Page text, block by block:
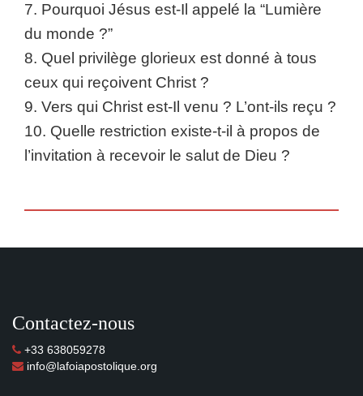
7. Pourquoi Jésus est-Il appelé la “Lumière
du monde ?”
8. Quel privilège glorieux est donné à tous
ceux qui reçoivent Christ ?
9. Vers qui Christ est-Il venu ? L’ont-ils reçu ?
10. Quelle restriction existe-t-il à propos de
l’invitation à recevoir le salut de Dieu ?
Contactez-nous
+33 638059278
info@lafoiapostolique.org